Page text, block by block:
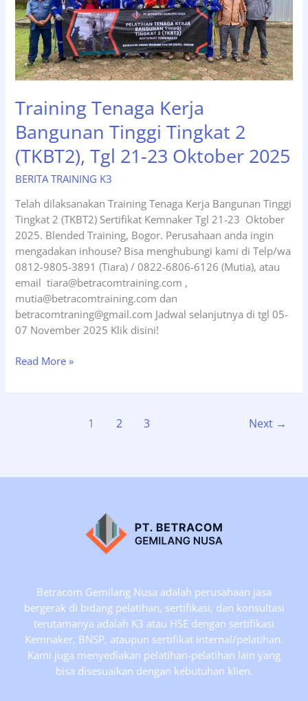
04-
06
November
2025
Training Tenaga Kerja
Bangunan Tinggi Tingkat 2
(TKBT2), Tgl 21-23 Oktober 2025
BERITA TRAINING K3
Telah dilaksanakan Training Tenaga Kerja Bangunan Tinggi
Tingkat 2 (TKBT2) Sertifikat Kemnaker Tgl 21-23 Oktober
2025. Blended Training, Bogor. Perusahaan anda ingin
mengadakan inhouse? Bisa menghubungi kami di Telp/wa
0812-9805-3891 (Tiara) / 0822-6806-6126 (Mutia), atau
email tiara@betracomtraining.com ,
mutia@betracomtraining.com dan
betracomtraning@gmail.com Jadwal selanjutnya di tgl 05-
07 November 2025 Klik disini!
Training
Read More »
1 2 3 Next →
Betracom Gemilang Nusa adalah perusahaan jasa
bergerak di bidang pelatihan, sertifikasi, dan konsultasi
terutamanya adalah K3 atau HSE dengan sertifikasi
Kemnaker, BNSP, ataupun sertifikat internal/pelatihan.
Kami juga menyediakan pelatihan-pelatihan lain yang
bisa disesuaikan dengan kebutuhan klien.